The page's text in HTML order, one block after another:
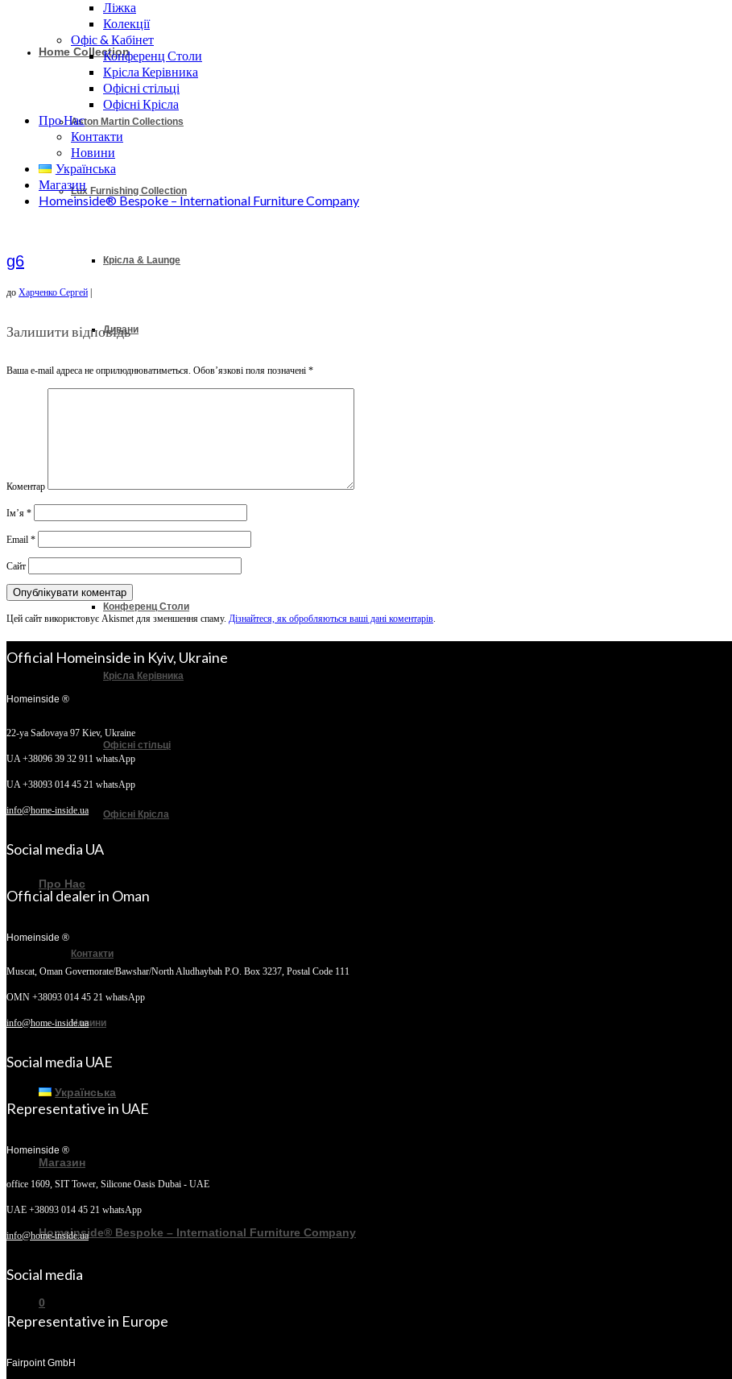
Home Collection
Aston Martin Collections
Lux Furnishing Collection
Крісла & Launge
Дивани
Конференц Столи
Крісла Керівника
Офісні стільці
Офісні Крісла
Про Нас
Контакти
Новини
Українська
Магазин
Homeinside® Bespoke – International Furniture Company
0
Ліжка
Колекції
Офіс & Кабінет
Конференц Столи
Крісла Керівника
Офісні стільці
Офісні Крісла
Про Нас
Контакти
Новини
Українська
Магазин
Homeinside® Bespoke – International Furniture Company
g6
до Харченко Сергей
Залишити відповідь
Ваша e-mail адреса не оприлюднюватиметься. Обов’язкові поля позначені *
Коментар
Ім’я *
Email *
Сайт
Цей сайт використовує Akismet для зменшення спаму. Дізнайтеся, як обробляються ваші дані коментарів.
Official Homeinside in Kyiv, Ukraine
Homeinside ®
22-ya Sadovaya 97 Kiev, Ukraine
UA +38096 39 32 911 whatsApp
UA +38093 014 45 21 whatsApp
info@home-inside.ua
Social media UA
Official dealer in Oman
Homeinside ®
Muscat, Oman Governorate/Bawshar/North Aludhaybah P.O. Box 3237, Postal Code 111
OMN +38093 014 45 21 whatsApp
info@home-inside.ua
Social media UAE
Representative in UAE
Homeinside ®
office 1609, SIT Tower, Silicone Oasis Dubai - UAE
UAE +38093 014 45 21 whatsApp
info@home-inside.ua
Social media
Representative in Europe
Fairpoint GmbH